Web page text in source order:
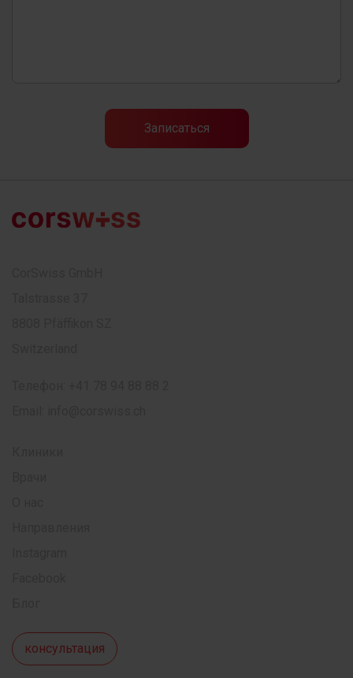
консультация